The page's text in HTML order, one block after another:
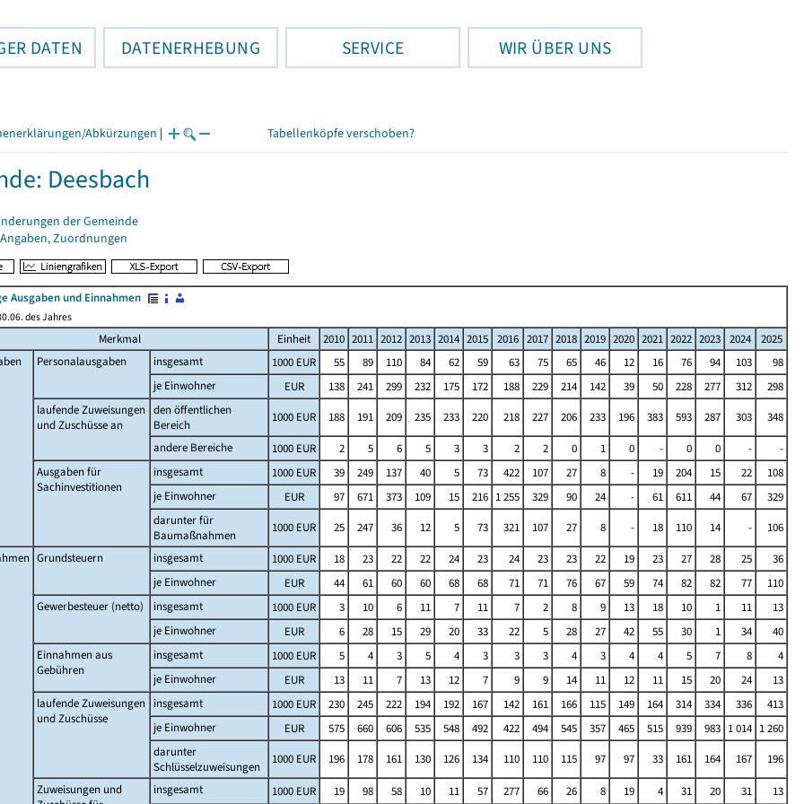
DATEN DATENERHEBUNG SERVICE WIR ÜBER UNS
Abkürzungen | Tabellenköpfe verschoben?
Deesbach
der Gemeinde
Zuordnungen
Ausgaben und Einnahmen
des Jahres
Merkmal Einheit 2010 2011 2012 2013 2014 2015 2016 2017 2018 2019 2020 2021 2022 2023 2024
2025
Personalausgaben insgesamt 1000 EUR 55 89 110 84 62 59 63 75 65 46 12 16 76 94 103
98
je Einwohner
EUR 138 241 299 232 175 172 188 229 214 142 39 50 228 277 312
298
laufende Zuweisungen
und Zuschüsse an
den öffentlichen
Bereich
1000 EUR 188 191 209 235 233 220 218 227 206 233 196 383 593 287 303
348
andere Bereiche
1000 EUR 2 5 6 5 3 3 2 2 0 1 0 - 0 0 -
-
Ausgaben für
Sachinvestitionen
insgesamt 1000 EUR 39 249 137 40 5 73 422 107 27 8 - 19 204 15 22
108
je Einwohner
EUR 97 671 373 109 15 216 1 255 329 90 24 - 61 611 44 67
329
darunter für
Baumaßnahmen
1000 EUR 25 247 36 12 5 73 321 107 27 8 - 18 110 14 -
106
Grundsteuern insgesamt 1000 EUR 18 23 22 22 24 23 24 23 23 22 19 23 27 28 25
36
je Einwohner
EUR 44 61 60 60 68 68 71 71 76 67 59 74 82 82 77
110
Gewerbesteuer (netto)
insgesamt 1000 EUR 3 10 6 11 7 11 7 2 8 9 13 18 10 1 11
13
je Einwohner
EUR 6 28 15 29 20 33 22 5 28 27 42 55 30 1 34
40
Einnahmen aus
Gebühren
insgesamt 1000 EUR 5 4 3 5 4 3 3 3 4 3 4 4 5 7 8
4
je Einwohner
EUR 13 11 7 13 12 7 9 9 14 11 12 11 15 20 24
13
laufende Zuweisungen
und Zuschüsse
insgesamt 1000 EUR 230 245 222 194 192 167 142 161 166 115 149 164 314 334 336
413
je Einwohner
EUR 575 660 606 535 548 492 422 494 545 357 465 515 939 983 1 014 1 260
darunter
Schlüsselzuweisungen
1000 EUR 196 178 161 130 126 134 110 110 115 97 97 33 161 164 167
196
Zuweisungen und
insgesamt 1000 EUR 19 98 58 10 11 57 277 66 26 8 19 4 31 20 31 13